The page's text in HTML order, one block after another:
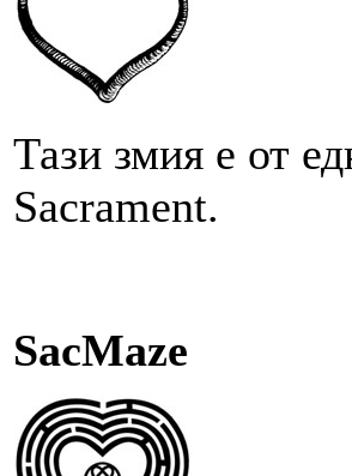
Тази змия е от
Sacrament.
SacMaze